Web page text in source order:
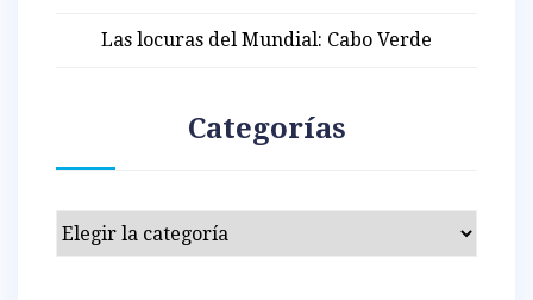
Las locuras del Mundial: Cabo Verde
Categorías
Categorías